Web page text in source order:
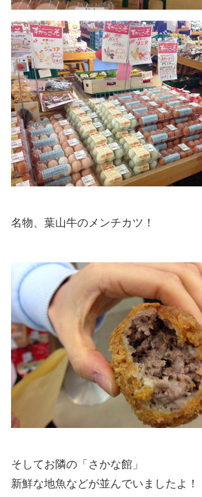
名物、葉山牛のメンチカツ！
そしてお隣の「さかな館」
新鮮な地魚などが並んでいましたよ！